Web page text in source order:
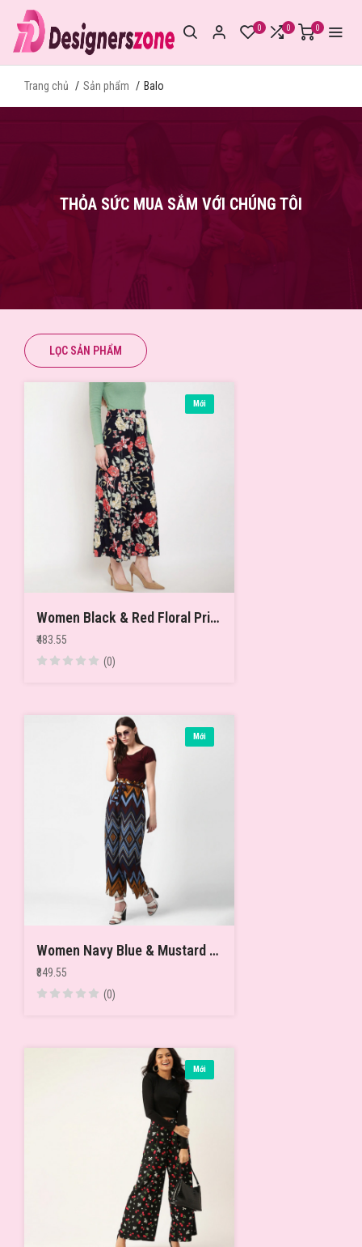
0 0 0
Trang chủ Sản phẩm Balo
THỎA SỨC MUA SẮM VỚI CHÚNG TÔI
LỌC SẢN PHẨM
Mới
Women Black & Red Floral Printed Flared Palazzos
₹483.55
(0)
Mới
Women Navy Blue & Mustard Yellow Printed Flared Palazzos
₹849.55
(0)
Mới